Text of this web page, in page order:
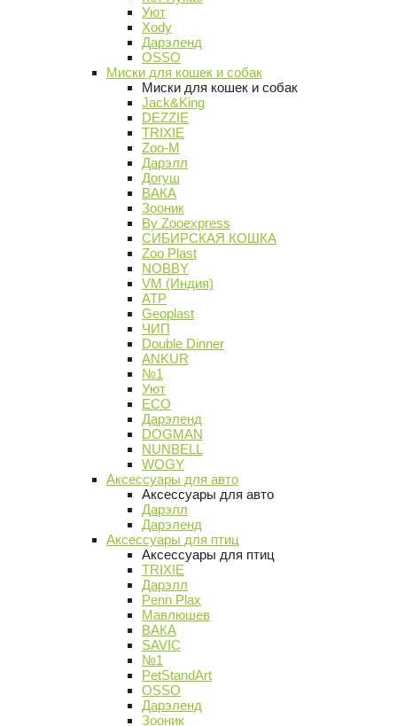
Уют
Xody
Дарэленд
OSSO
Миски для кошек и собак
Миски для кошек и собак
Jack&King
DEZZIE
TRIXIE
Zoo-M
Дарэлл
Догуш
ВАКА
Зооник
By Zooexpress
СИБИРСКАЯ КОШКА
Zoo Plast
NOBBY
VM (Индия)
АТР
Geoplast
ЧИП
Double Dinner
ANKUR
№1
Уют
ECO
Дарэленд
DOGMAN
NUNBELL
WOGY
Аксессуары для авто
Аксессуары для авто
Дарэлл
Дарэленд
Аксессуары для птиц
Аксессуары для птиц
TRIXIE
Дарэлл
Penn Plax
Мавлюшев
ВАКА
SAVIC
№1
PetStandArt
OSSO
Дарэленд
Зооник